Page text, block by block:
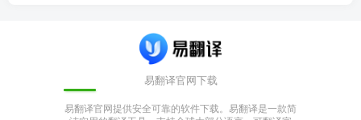
易翻译官网下载
易翻译官网提供安全可靠的软件下载。易翻译是一款简